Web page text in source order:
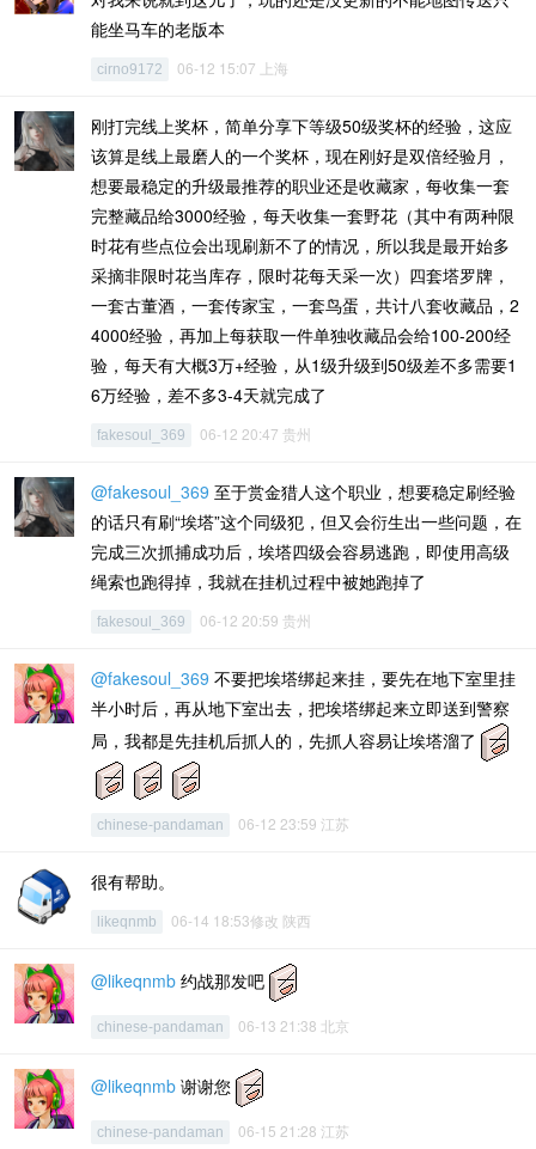
能坐马车的老版本
cirno9172 06-12 15:07 上海
刚打完线上奖杯，简单分享下等级50级奖杯的经验，这应
该算是线上最磨人的一个奖杯，现在刚好是双倍经验月，
想要最稳定的升级最推荐的职业还是收藏家，每收集一套
完整藏品给3000经验，每天收集一套野花（其中有两种限
时花有些点位会出现刷新不了的情况，所以我是最开始多
采摘非限时花当库存，限时花每天采一次）四套塔罗牌，
一套古董酒，一套传家宝，一套鸟蛋，共计八套收藏品，2
4000经验，再加上每获取一件单独收藏品会给100-200经
验，每天有大概3万+经验，从1级升级到50级差不多需要1
6万经验，差不多3-4天就完成了
fakesoul_369 06-12 20:47 贵州
@fakesoul_369 至于赏金猎人这个职业，想要稳定刷经验
的话只有刷“埃塔”这个同级犯，但又会衍生出一些问题，在
完成三次抓捕成功后，埃塔四级会容易逃跑，即使用高级
绳索也跑得掉，我就在挂机过程中被她跑掉了
fakesoul_369 06-12 20:59 贵州
@fakesoul_369 不要把埃塔绑起来挂，要先在地下室里挂
半小时后，再从地下室出去，把埃塔绑起来立即送到警察
局，我都是先挂机后抓人的，先抓人容易让埃塔溜了
chinese-pandaman 06-12 23:59 江苏
很有帮助。
likeqnmb 06-14 18:53修改 陕西
@likeqnmb 约战那发吧
chinese-pandaman 06-13 21:38 北京
@likeqnmb 谢谢您
chinese-pandaman 06-15 21:28 江苏